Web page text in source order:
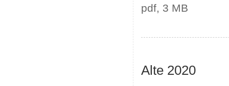
pdf, 3 MB
Alte 2020